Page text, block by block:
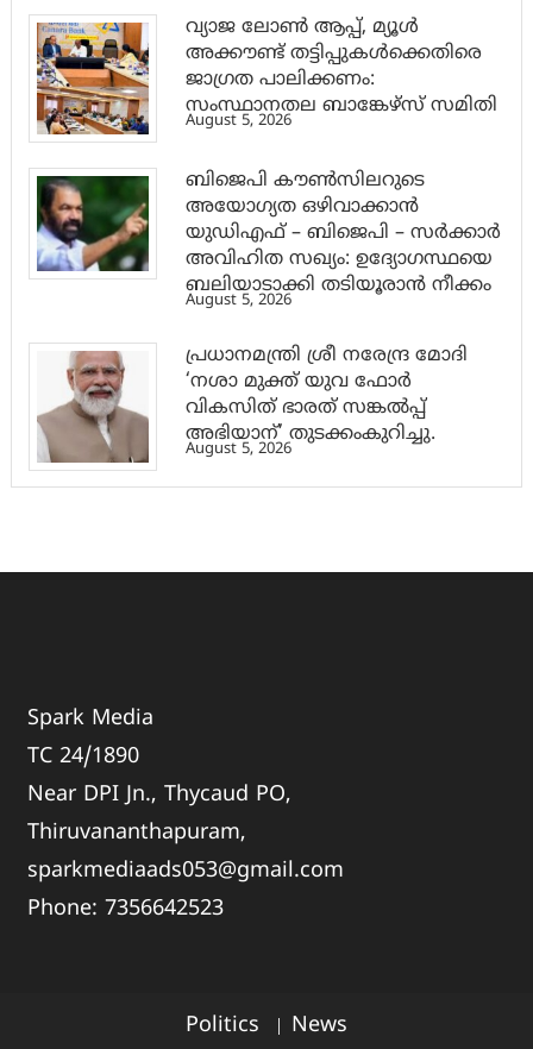
വ്യാജ ലോൺ ആപ്പ്, മ്യൂൾ
അക്കൗണ്ട് തട്ടിപ്പുകൾക്കെതിരെ
ജാ​ഗ്രത പാലിക്കണം:
സംസ്ഥാനതല ബാങ്കേഴ്സ് സമിതി
August 5, 2026
ബിജെപി കൗൺസിലറുടെ
അയോഗ്യത ഒഴിവാക്കാൻ
യുഡിഎഫ് – ബിജെപി – സർക്കാർ
അവിഹിത സഖ്യം: ഉദ്യോഗസ്ഥയെ
ബലിയാടാക്കി തടിയൂരാൻ നീക്കം
August 5, 2026
പ്രധാനമന്ത്രി ശ്രീ നരേന്ദ്ര മോദി
‘നശാ മുക്ത് യുവ ഫോർ
വികസിത് ഭാരത് സങ്കൽപ്പ്
അഭിയാന്’ തുടക്കംകുറിച്ചു.
August 5, 2026
Spark Media
TC 24/1890
Near DPI Jn., Thycaud PO,
Thiruvananthapuram,
sparkmediaads053@gmail.com
Phone:7356642523
Politics News